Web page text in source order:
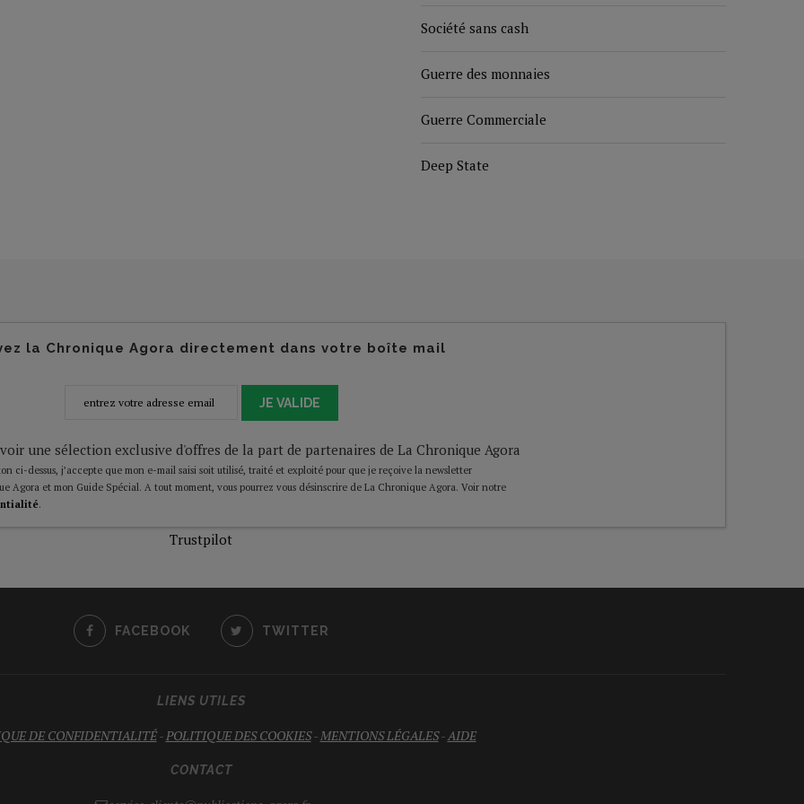
Société sans cash
Guerre des monnaies
Guerre Commerciale
Deep State
la Chronique Agora directement dans votre boîte mail
JE VALIDE
une sélection exclusive d'offres de la part de partenaires de La Chronique Agora
ci-dessus, j’accepte que mon e-mail saisi soit utilisé, traité et exploité pour que je reçoive la newsletter
Agora et mon Guide Spécial. A tout moment, vous pourrez vous désinscrire de La Chronique Agora. Voir notre
.
Trustpilot
FACEBOOK TWITTER
LIENS UTILES
DE CONFIDENTIALITÉ-POLITIQUE DES COOKIES-MENTIONS LÉGALES-AIDE
CONTACT